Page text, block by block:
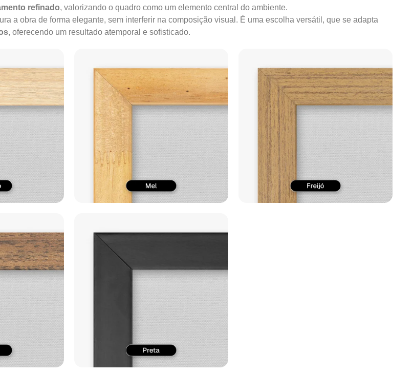
refinado, valorizando o quadro como um elemento central do ambiente.
a obra de forma elegante, sem interferir na composição visual. É uma escolha versátil, que se adapta
, oferecendo um resultado atemporal e sofisticado.